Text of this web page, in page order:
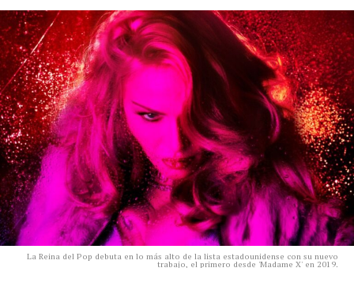
La Reina del Pop debuta en lo más alto de la lista estadounidense con su nuevo
trabajo, el primero desde 'Madame X' en 2019.